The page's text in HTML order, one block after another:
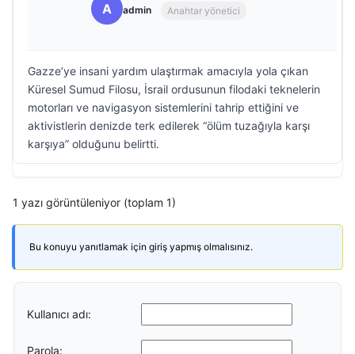
A admin Anahtar yönetici
Gazze’ye insani yardım ulaştırmak amacıyla yola çıkan
Küresel Sumud Filosu, İsrail ordusunun filodaki teknelerin
motorları ve navigasyon sistemlerini tahrip ettiğini ve
aktivistlerin denizde terk edilerek “ölüm tuzağıyla karşı
karşıya” olduğunu belirtti.
1 yazı görüntüleniyor (toplam 1)
Bu konuyu yanıtlamak için giriş yapmış olmalısınız.
Kullanıcı adı:
Parola: